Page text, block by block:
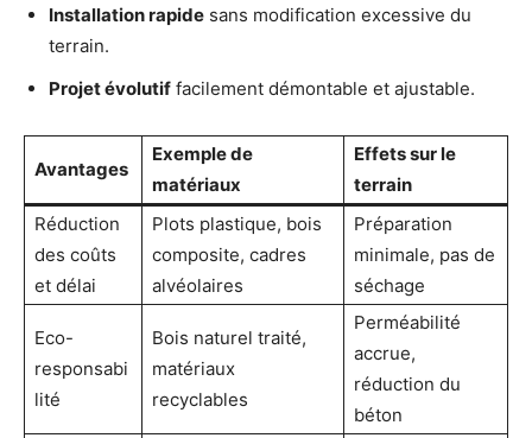
Installation rapide sans modification excessive du
terrain.
Projet évolutif facilement démontable et ajustable.
Avantages
Exemple de
matériaux
Effets sur le
terrain
Réduction
des coûts
et délai
Plots plastique, bois
composite, cadres
alvéolaires
Préparation
minimale, pas de
séchage
Eco-
responsabi
lité
Bois naturel traité,
matériaux
recyclables
Perméabilité
accrue,
réduction du
béton